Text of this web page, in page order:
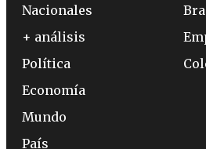
Nacionales
+ análisis
Política
Economía
Mundo
País